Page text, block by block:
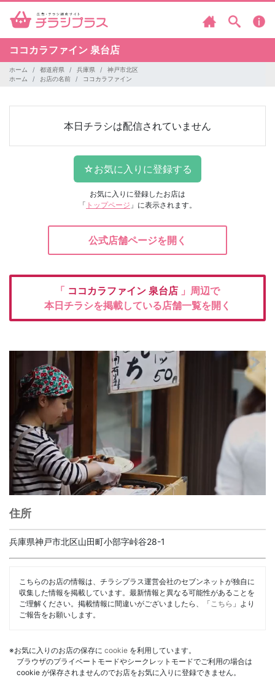
ココカラファイン 泉台店
ホーム 都道府県 兵庫県
神戸市北区
ホーム
お店の名前 ココカラファイン
本日チラシは配信されていません
お気に入りに登録したお店は
「 トップページ 」に表示されます。
公式店舗ページを開く
「 ココカラファイン 泉台店 」周辺で
本日チラシを掲載している店舗一覧を開く
住所
兵庫県神戸市北区山田町小部字峠谷28-1
こちらのお店の情報は、チラシプラス運営会社のセブンネットが独自に
収集した情報を掲載しています。最新情報と異なる可能性があることを
ご理解ください。掲載情報に間違いがございましたら、「 こちら 」より
ご報告をお願いします。
※お気に入りのお店の保存に cookie を利用しています。
ブラウザのプライベートモードやシークレットモードでご利用の場合は
cookie が保存されませんのでお店をお気に入りに登録できません。